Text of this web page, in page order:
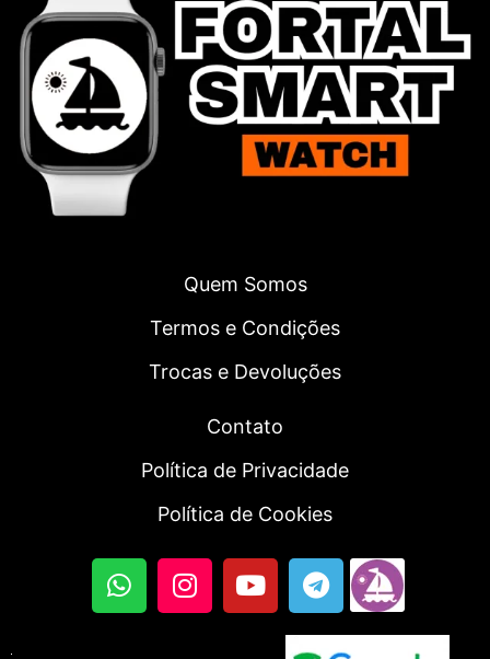
Quem Somos
Termos e Condições
Trocas e Devoluções
Contato
Política de Privacidade
Política de Cookies